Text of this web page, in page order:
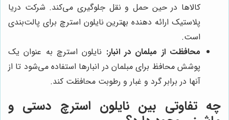
کالاها در حین حمل و نقل جلوگیری می‌کند. شرکت دریا
پلاستیک ارائه دهنده بهترین نایلون استرچ برای پالت‌بندی
است.
محافظت از مبلمان در انبار: نایلون استرچ به عنوان یک
پوشش محافظ برای مبلمان در انبارها استفاده می‌شود تا از
آنها در برابر گرد و غبار و رطوبت محافظت کند.
چه تفاوتی بین نایلون استرچ دستی و